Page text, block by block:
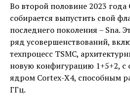
Во второй половине 2023 года
собирается выпустить свой
последнего поколения – Sna.
ряд усовершенствований,
техпроцесс TSMC,
новую конфигурацию 1+5+2,
ядром Cortex-X4, способным
ГГц.